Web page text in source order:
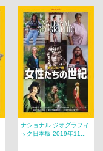
ナショナル ジオグラフィ
ック日本版 2019年11...